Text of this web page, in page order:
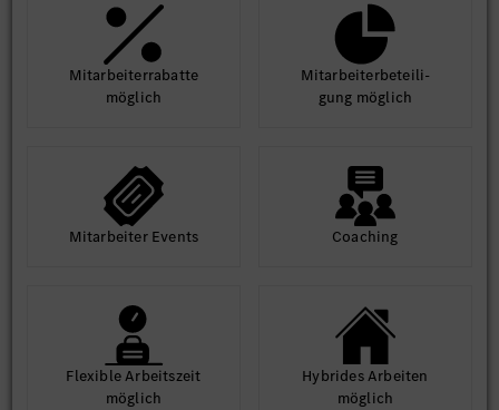
Mit­arbeiter­rabatte
möglich
Mit­arbeiter­beteili­
gung möglich
Mit­arbeiter Events Coaching
Flexible Arbeits­zeit
möglich
Hybrides Arbeiten
möglich